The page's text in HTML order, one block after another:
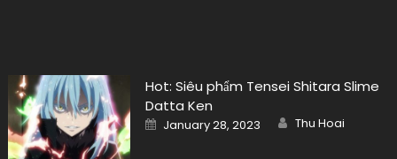
Hot: Siêu phẩm Tensei Shitara Slime
Datta Ken
Posted
on
January 28, 2023 Author
Thu Hoai